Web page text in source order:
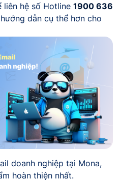
liên hệ số Hotline 1900 636
dẫn cụ thể hơn cho
doanh nghiệp tại Mona,
hoàn thiện nhất.